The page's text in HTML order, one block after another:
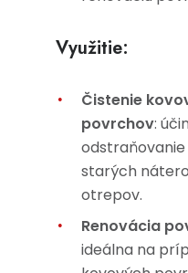
Využitie:
Čistenie
povrchov:
odstraňovanie
starých
otrepov.
Renovácia
ideálna na